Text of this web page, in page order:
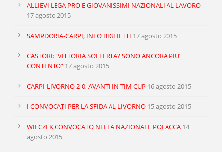
ALLIEVI LEGA PRO E GIOVANISSIMI NAZIONALI AL LAVORO
17 agosto 2015
SAMPDORIA-CARPI, INFO BIGLIETTI 17 agosto 2015
CASTORI: “VITTORIA SOFFERTA? SONO ANCORA PIU’
CONTENTO” 17 agosto 2015
CARPI-LIVORNO 2-0, AVANTI IN TIM CUP 16 agosto 2015
I CONVOCATI PER LA SFIDA AL LIVORNO 15 agosto 2015
WILCZEK CONVOCATO NELLA NAZIONALE POLACCA 14
agosto 2015